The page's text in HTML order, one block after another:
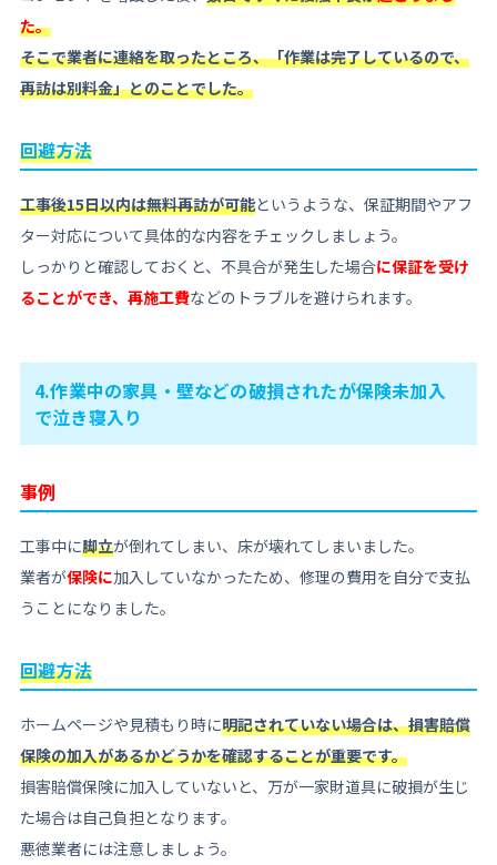
た。
そこで業者に連絡を取ったところ、「作業は完了しているので、
再訪は別料金」とのことでした。
回避方法
工事後15日以内は無料再訪が可能というような、保証期間やアフ
ター対応について具体的な内容をチェックしましょう。
しっかりと確認しておくと、不具合が発生した場合に保証を受け
ることができ、再施工費などのトラブルを避けられます。
4.作業中の家具・壁などの破損されたが保険未加入
で泣き寝入り
事例
工事中に脚立が倒れてしまい、床が壊れてしまいました。
業者が保険に加入していなかったため、修理の費用を自分で支払
うことになりました。
回避方法
ホームページや見積もり時に明記されていない場合は、損害賠償
保険の加入があるかどうかを確認することが重要です。
損害賠償保険に加入していないと、万が一家財道具に破損が生じ
た場合は自己負担となります。
悪徳業者には注意しましょう。